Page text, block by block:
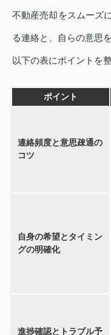
不動産売却をスムーズ
る連絡と、自らの意思
以下の表にポイントを
ポイント
連絡頻度と意思疎通の
コツ
自身の希望とタイミン
グの明確化
進捗確認とトラブル予